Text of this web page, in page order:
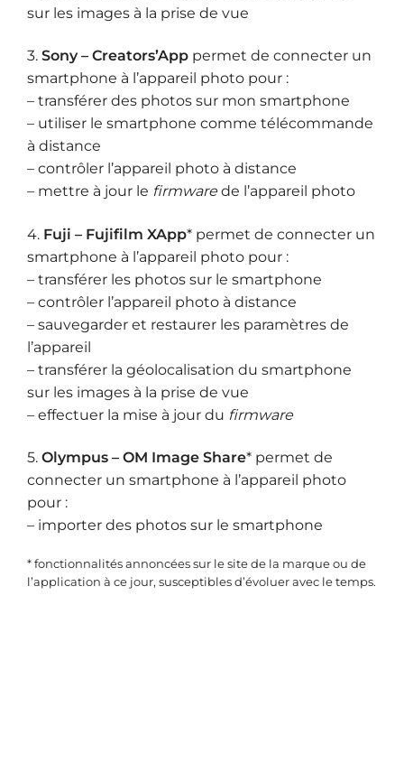
sur les images à la prise de vue
3. Sony – Creators’App permet de connecter un
smartphone à l’appareil photo pour :
– transférer des photos sur mon smartphone
– utiliser le smartphone comme télécommande
à distance
– contrôler l’appareil photo à distance
– mettre à jour le firmwarede l’appareil photo
4. Fuji – Fujifilm XApp* permet de connecter un
smartphone à l’appareil photo pour :
– transférer les photos sur le smartphone
– contrôler l’appareil photo à distance
– sauvegarder et restaurer les paramètres de
l’appareil
– transférer la géolocalisation du smartphone
sur les images à la prise de vue
– effectuer la mise à jour du firmware
5. Olympus – OM Image Share* permet de
connecter un smartphone à l’appareil photo
pour :
– importer des photos sur le smartphone
* fonctionnalités annoncées sur le site de la marque ou de
l’application à ce jour, susceptibles d’évoluer avec le temps.